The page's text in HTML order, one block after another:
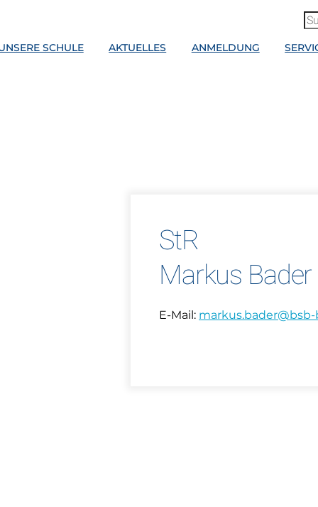
SCHULE AKTUELLES ANMELDUNG
StR
Markus Bader
E-Mail: